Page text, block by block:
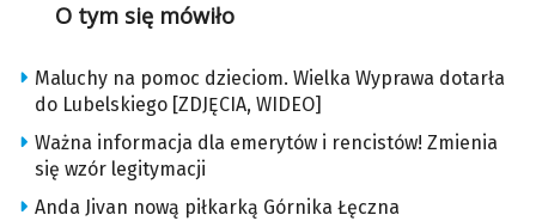
O tym się mówiło
Maluchy na pomoc dzieciom. Wielka Wyprawa dotarła
do Lubelskiego [ZDJĘCIA, WIDEO]
Ważna informacja dla emerytów i rencistów! Zmienia
się wzór legitymacji
Anda Jivan nową piłkarką Górnika Łęczna